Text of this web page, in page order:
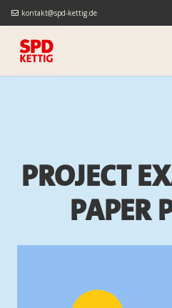
kontakt@spd-kettig.de
Project
Paper